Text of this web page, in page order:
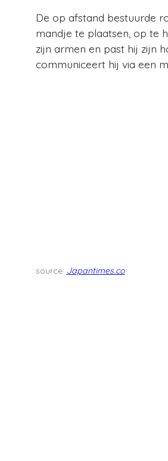
De op afstand bestuurde
mandje te plaatsen, op te
zijn armen en past hij zijn
communiceert hij via een
source: Japantimes.co